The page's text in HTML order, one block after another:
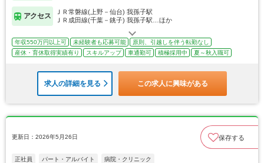
アクセス
ＪＲ常磐線(上野－仙台) 我孫子駅
ＪＲ成田線(千葉－銚子) 我孫子駅…ほか
年収550万円以上可 未経験者も応募可能
原則、引越しを伴う転勤なし
産休・育休取得実績有り
スキルアップ 車通勤可 積極採用中 夏～秋入職可
求人の詳細を見る この求人に興味がある
更新日：2026年5月26日 保存する
正社員 パート・アルバイト 病院・クリニック